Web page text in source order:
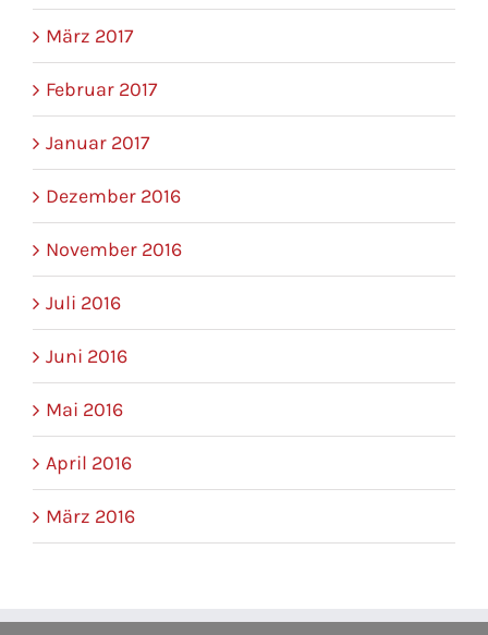
März 2017
Februar 2017
Januar 2017
Dezember 2016
November 2016
Juli 2016
Juni 2016
Mai 2016
April 2016
März 2016